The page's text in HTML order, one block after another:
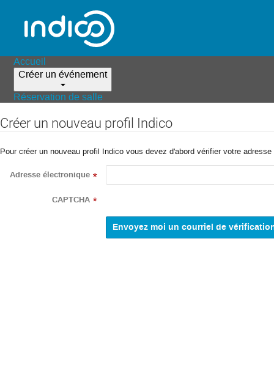
Accueil
Créer un événement
Réservation de salle
Créer un nouveau profil Indico
Pour créer un nouveau profil Indico vous devez d'abord vérifier votre
Adresse électronique *
CAPTCHA *